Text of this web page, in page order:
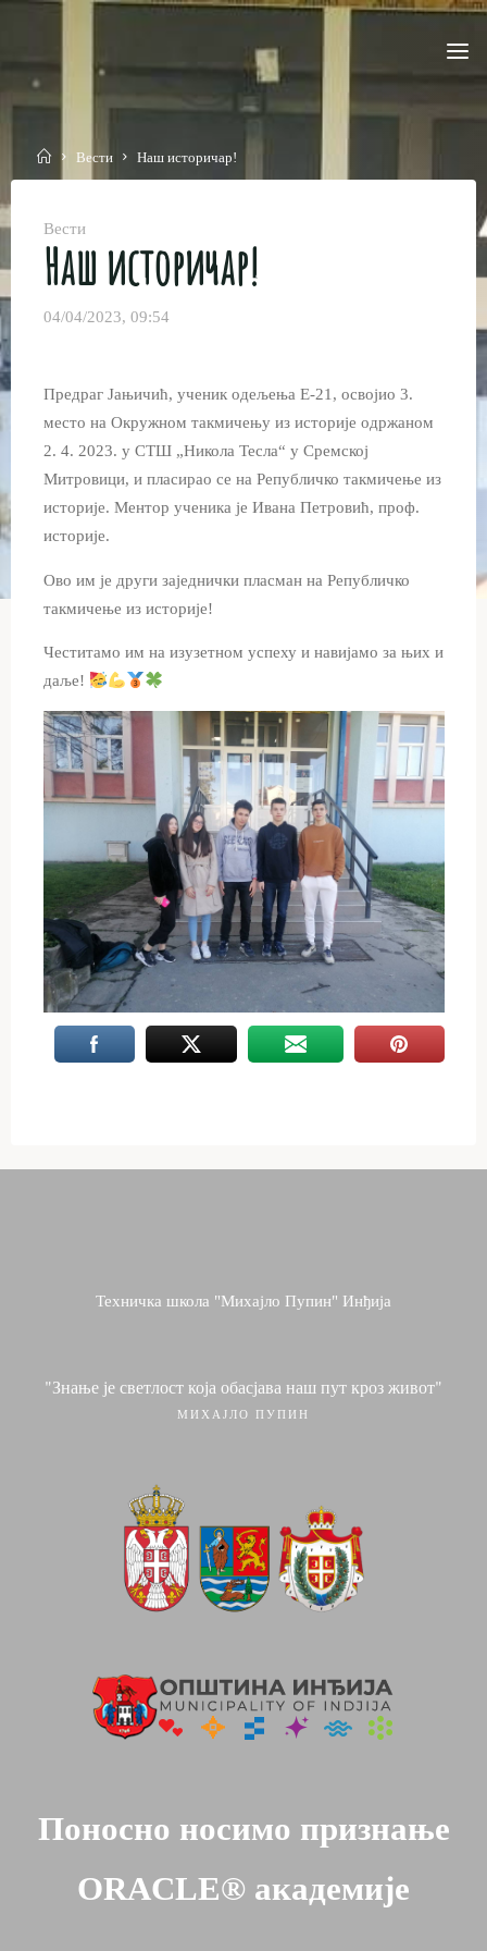
HomeВести Наш историчар!
Вести
Наш историчар!
04/04/2023, 09:54
Предраг Јањичић, ученик одељења Е-21, освојио 3.
место на Окружном такмичењу из историје одржаном
2. 4. 2023. у СТШ „Никола Тесла“ у Сремској
Митровици, и пласирао се на Републичко такмичење из
историје. Ментор ученика је Ивана Петровић, проф.
историје.
Ово им је други заједнички пласман на Републичко
такмичење из историје!
Честитамо им на изузетном успеху и навијамо за њих и
даље!
Техничка школа "Михајло Пупин" Инђија
"Знање је светлост која обасјава наш пут кроз живот"
МИХАЈЛО ПУПИН
Поносно носимо признање
ORACLE® академије